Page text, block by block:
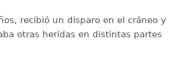
recibió un disparo en el cráneo y
otras heridas en distintas partes